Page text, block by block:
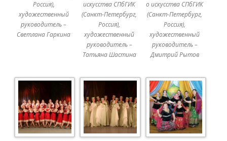
Россия),
художественный
руководитель –
Светлана Гаркина
искусства СПбГИК
(Санкт-Петербург,
Россия),
художественный
руководитель –
Татьяна Шастина
о искусства СПбГИК
(Санкт-Петербург,
Россия),
художественный
руководитель –
Дмитрий Рытов